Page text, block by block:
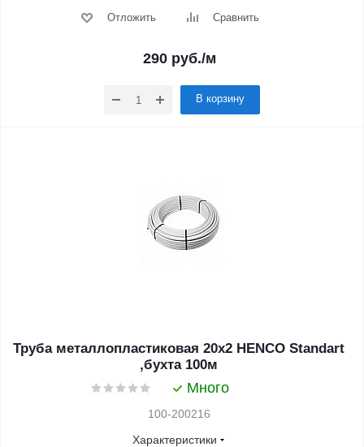
Отложить Сравнить
290руб./м
В корзину
Труба металлопластиковая 20х2 HENCO Standart
,бухта 100м
Много
100-200216
Характеристики